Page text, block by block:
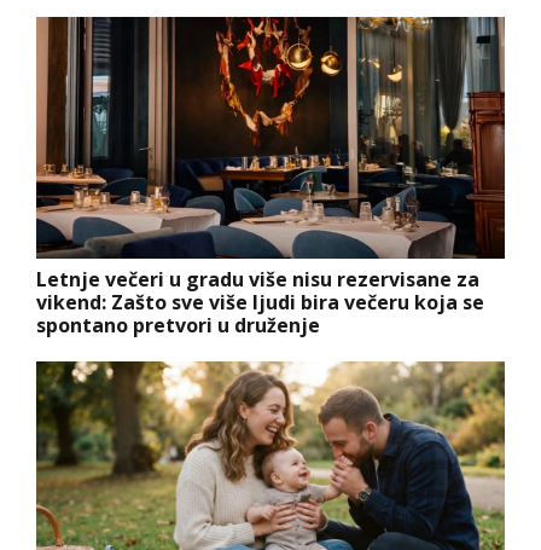
Letnje večeri u gradu više nisu rezervisane za
vikend: Zašto sve više ljudi bira večeru koja se
spontano pretvori u druženje